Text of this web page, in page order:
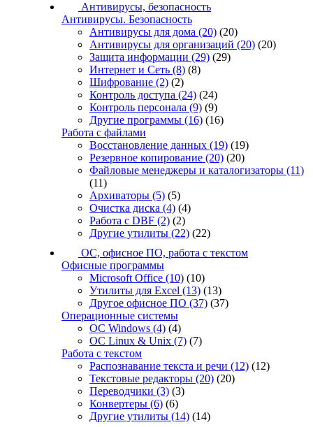
Антивирусы, безопасность
Антивирусы. Безопасность
Антивирусы для дома (20) (20)
Антивирусы для организаций (20) (20)
Защита информации (29) (29)
Интернет и Сеть (8) (8)
Шифрование (2) (2)
Контроль доступа (24) (24)
Контроль персонала (9) (9)
Другие программы (16) (16)
Работа с файлами
Восстановление данных (19) (19)
Резервное копирование (20) (20)
Файловые менеджеры и каталогизаторы (11)
(11)
Архиваторы (5) (5)
Очистка диска (4) (4)
Работа с DBF (2) (2)
Другие утилиты (22) (22)
ОС, офисное ПО, работа с текстом
Офисные программы
Microsoft Office (10) (10)
Утилиты для Excel (13) (13)
Другое офисное ПО (37) (37)
Операционные системы
ОС Windows (4) (4)
ОС Linux & Unix (7) (7)
Работа с текстом
Распознавание текста и речи (12) (12)
Текстовые редакторы (20) (20)
Переводчики (3) (3)
Конвертеры (6) (6)
Другие утилиты (14) (14)